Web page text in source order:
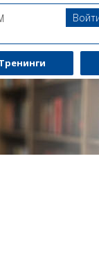
Тренинги